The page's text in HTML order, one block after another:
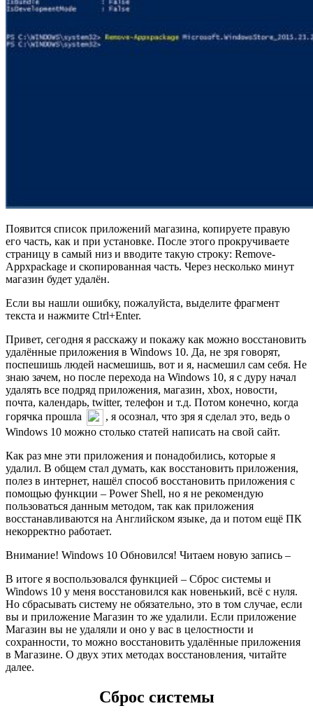
Появится список приложений магазина, копируете правую
его часть, как и при установке. После этого прокручиваете
страницу в самый низ и вводите такую строку: Remove-
Appxpackage и скопированная часть. Через несколько минут
магазин будет удалён.
Если вы нашли ошибку, пожалуйста, выделите фрагмент
текста и нажмите Ctrl+Enter.
Привет, сегодня я расскажу и покажу как можно восстановить
удалённые приложения в Windows 10. Да, не зря говорят,
поспешишь людей насмешишь, вот и я, насмешил сам себя. Не
знаю зачем, но после перехода на Windows 10, я с дуру начал
удалять все подряд приложения, магазин, xbox, новости,
почта, календарь, twitter, телефон и т.д. Потом конечно, когда
горячка прошла
, я осознал, что зря я сделал это, ведь о
Windows 10 можно столько статей написать на свой сайт.
Как раз мне эти приложения и понадобились, которые я
удалил. В общем стал думать, как восстановить приложения,
полез в интернет, нашёл способ восстановить приложения с
помощью функции – Power Shell, но я не рекомендую
пользоваться данным методом, так как приложения
восстанавливаются на Английском языке, да и потом ещё ПК
некорректно работает.
Внимание! Windows 10 Обновился! Читаем новую запись –
В итоге я воспользовался функцией – Сброс системы и
Windows 10 у меня восстановился как новенький, всё с нуля.
Но сбрасывать систему не обязательно, это в том случае, если
вы и приложение Магазин то же удалили. Если приложение
Магазин вы не удаляли и оно у вас в целостности и
сохранности, то можно восстановить удалённые приложения
в Магазине. О двух этих методах восстановления, читайте
далее.
Сброс системы